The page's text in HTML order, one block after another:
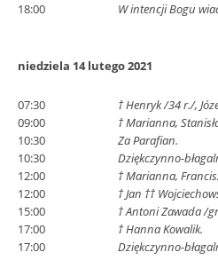
18:00
W intencji Bogu
niedziela 14 lutego 2021
07:30
† Henryk /34 r./,
09:00
† Marianna,
10:30
Za Parafian.
10:30
Dziękczynno-
12:00
† Marianna,
12:00
† Jan ††
15:00
† Antoni Zawada /
17:00
17:00
† Hanna Kowalik.
Dziękczynno-